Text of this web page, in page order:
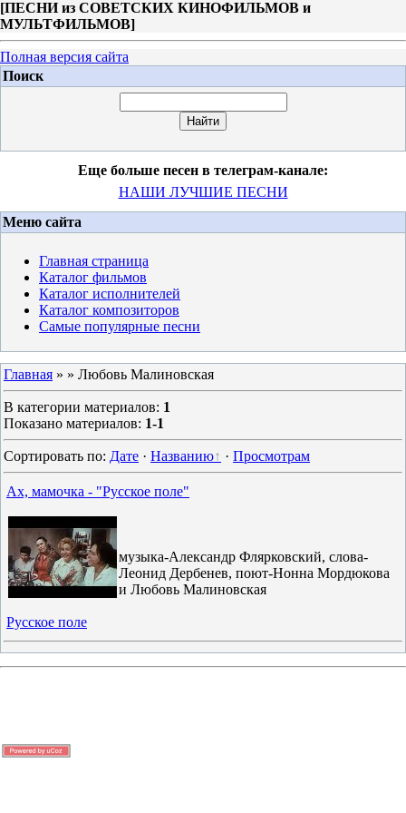
[ПЕСНИ из СОВЕТСКИХ КИНОФИЛЬМОВ и
МУЛЬТФИЛЬМОВ]
Полная версия сайта
Поиск
Еще больше песен в телеграм-канале:
НАШИ ЛУЧШИЕ ПЕСНИ
Меню сайта
Главная страница
Каталог фильмов
Каталог исполнителей
Каталог композиторов
Самые популярные песни
Главная » » Любовь Малиновская
В категории материалов: 1
Показано материалов: 1-1
Сортировать по: Дате · Названию · Просмотрам
Ах, мамочка - "Русское поле"
музыка-Александр Флярковский, слова-
Леонид Дербенев, поют-Нонна Мордюкова
и Любовь Малиновская
Русское поле